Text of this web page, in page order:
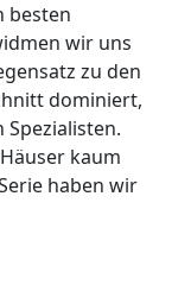
besten
wir uns
zu den
dominiert,
kaum
haben wir